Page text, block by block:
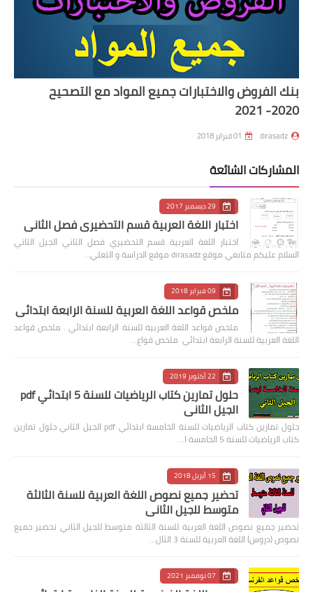
بنك الفروض والاختبارات جميع المواد مع التصحيح
2020- 2021
dirasadz 01 فبراير 2018
المشاركات الشائعة
29 ديسمبر 2017
اختبار اللغة العربية قسم التحضيري فصل الثاني
اختبار اللغة العربية قسم التحضيري فصل الثاني الجيل الثاني
السلام عليكم متابعي موقع dirasadz موقع الدراسة و التعلي…
09 فبراير 2018
ملخص قواعد اللغة العربية للسنة الرابعة ابتدائي
ملخص قواعد اللغة العربية للسنة الرابعة ابتدائي . ملخص قواعد
اللغة العربية للسنة الرابعة ابتدائي ملخص قواع…
22 أكتوبر 2019
حلول تمارين كتاب الرياضيات للسنة 5 ابتدائي pdf
الجيل الثاني
حلول تمارين كتاب الرياضيات للسنة الخامسة ابتدائي pdf الجيل الثاني حلول تمارين
كتاب الرياضيات للسنة 5 الخامسة ا…
15 أبريل 2018
تحضير جميع نصوص اللغة العربية للسنة الثالثة
متوسط للجيل الثاني
تحضير جميع نصوص اللغة العربية للسنة الثالثة متوسط للجيل الثاني تحضير جميع
نصوص (دروس) اللغة العربية للسنة 3 الثال…
07 نوفمبر 2021